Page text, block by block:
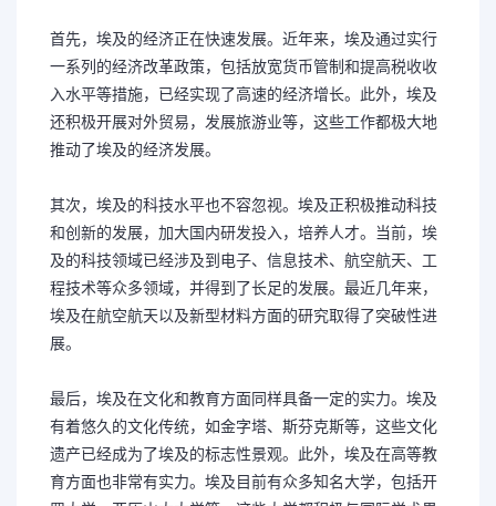
首先，埃及的经济正在快速发展。近年来，埃及通过实行
一系列的经济改革政策，包括放宽货币管制和提高税收收
入水平等措施，已经实现了高速的经济增长。此外，埃及
还积极开展对外贸易，发展旅游业等，这些工作都极大地
推动了埃及的经济发展。
其次，埃及的科技水平也不容忽视。埃及正积极推动科技
和创新的发展，加大国内研发投入，培养人才。当前，埃
及的科技领域已经涉及到电子、信息技术、航空航天、工
程技术等众多领域，并得到了长足的发展。最近几年来，
埃及在航空航天以及新型材料方面的研究取得了突破性进
展。
最后，埃及在文化和教育方面同样具备一定的实力。埃及
有着悠久的文化传统，如金字塔、斯芬克斯等，这些文化
遗产已经成为了埃及的标志性景观。此外，埃及在高等教
育方面也非常有实力。埃及目前有众多知名大学，包括开